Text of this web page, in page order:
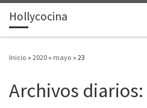
Saltar al contenido
Hollycocina
Inicio » 2020 » mayo » 23
Archivos diarios: